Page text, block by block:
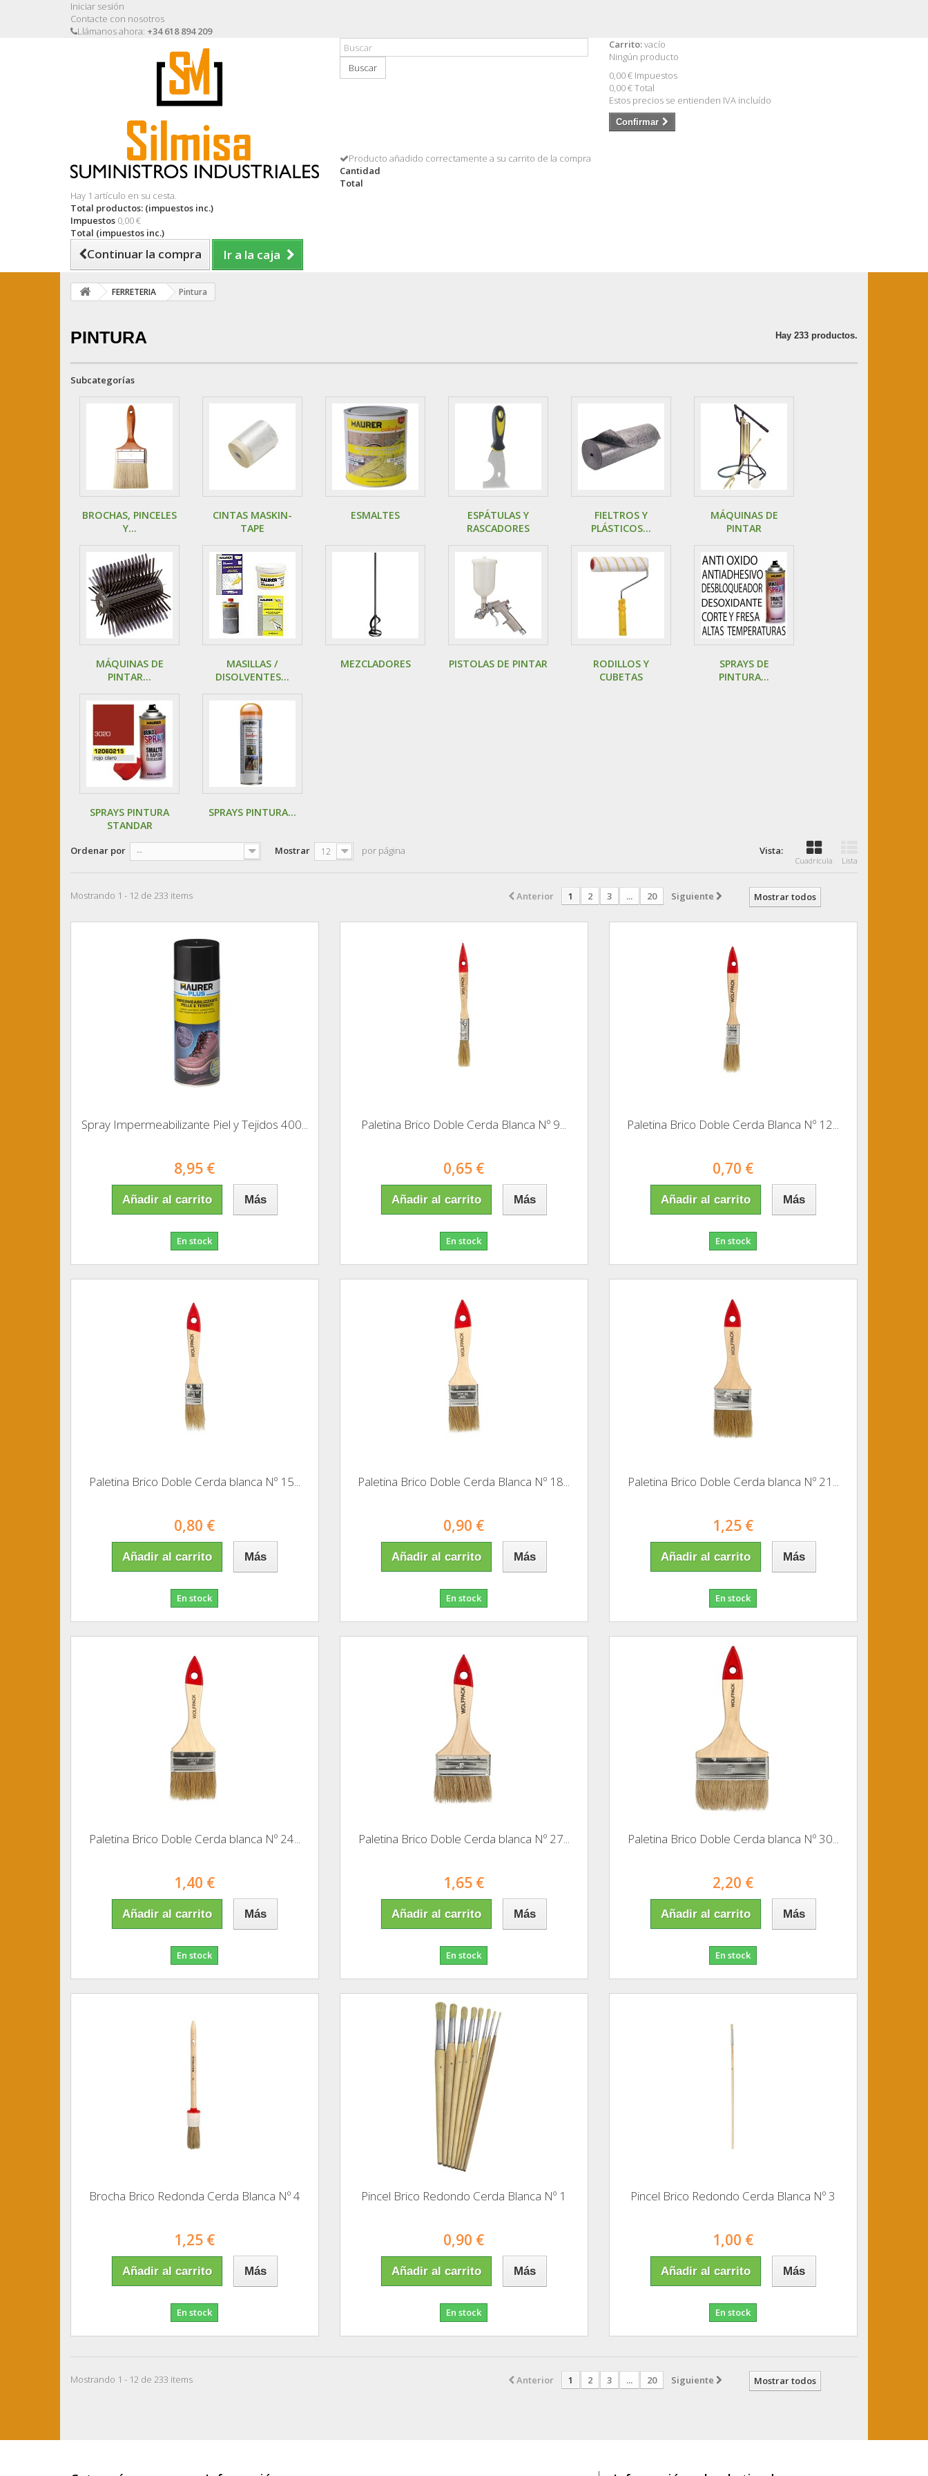
Iniciar sesión
Contacte con nosotros
Llámanos ahora: +34 618 894 209
Buscar
Carrito:vacío
Ningún producto
0,00 € Impuestos
0,00 €Total
Estos precios se entienden IVA incluído
Confirmar
Producto añadido correctamente a su carrito de la compra
Cantidad
Total
Hay 1 artículo en su cesta.
Total productos: (impuestos inc.)
Impuestos 0,00 €
Total (impuestos inc.)
Continuar la compra Ir a la caja
FERRETERIA Pintura
PINTURA Hay 233 productos.
Subcategorías
BROCHAS, PINCELES
Y...
CINTAS MASKIN-
TAPE
ESMALTES
ESPÁTULAS Y
RASCADORES
FIELTROS Y
PLÁSTICOS...
MÁQUINAS DE
PINTAR
MÁQUINAS DE
PINTAR...
MASILLAS /
DISOLVENTES...
MEZCLADORES PISTOLAS DE PINTAR
RODILLOS Y
CUBETAS
SPRAYS DE
PINTURA...
SPRAYS PINTURA
STANDAR
SPRAYS PINTURA...
Vista:
Cuadrícula Lista
Ordenar por -- Mostrar 12 por página
Mostrar todos
Anterior 1 2 3 ... 20 Siguiente
Mostrando 1 - 12 de 233 items
Spray Impermeabilizante Piel y Tejidos 400...
8,95 €
Añadir al carrito Más
En stock
Paletina Brico Doble Cerda Blanca Nº 9...
0,65 €
Añadir al carrito Más
En stock
Paletina Brico Doble Cerda Blanca Nº 12...
0,70 €
Añadir al carrito Más
En stock
Paletina Brico Doble Cerda blanca Nº 15...
0,80 €
Añadir al carrito Más
En stock
Paletina Brico Doble Cerda Blanca Nº 18...
0,90 €
Añadir al carrito Más
En stock
Paletina Brico Doble Cerda blanca Nº 21...
1,25 €
Añadir al carrito Más
En stock
Paletina Brico Doble Cerda blanca Nº 24...
1,40 €
Añadir al carrito Más
En stock
Paletina Brico Doble Cerda blanca Nº 27...
1,65 €
Añadir al carrito Más
En stock
Paletina Brico Doble Cerda blanca Nº 30...
2,20 €
Añadir al carrito Más
En stock
Brocha Brico Redonda Cerda Blanca Nº 4
1,25 €
Añadir al carrito Más
En stock
Pincel Brico Redondo Cerda Blanca Nº 1
0,90 €
Añadir al carrito Más
En stock
Pincel Brico Redondo Cerda Blanca Nº 3
1,00 €
Añadir al carrito Más
En stock
Mostrar todos
Anterior 1 2 3 ... 20 Siguiente
Mostrando 1 - 12 de 233 items